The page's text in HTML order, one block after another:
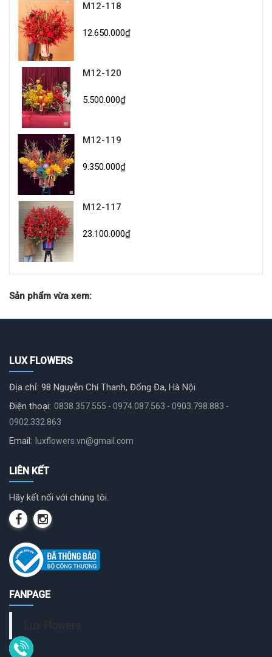
M12-118
12.650.000₫
M12-120
5.500.000₫
M12-119
9.350.000₫
M12-117
23.100.000₫
Sản phẩm vừa xem:
LUX FLOWERS
Địa chỉ: 98 Nguyễn Chí Thanh, Đống Đa, Hà Nội
Điện thoại: 0838.357.555 - 0974.087.563 - 0903.798.883 -
0902.332.863
Email: luxflowers.vn@gmail.com
LIÊN KẾT
Hãy kết nối với chúng tôi.
FANPAGE
Lux Flowers